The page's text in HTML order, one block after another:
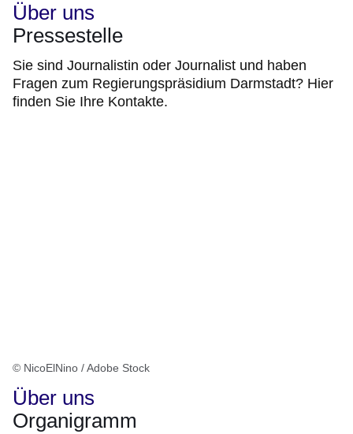
Über uns
Pressestelle
Sie sind Journalistin oder Journalist und haben
Fragen zum Regierungspräsidium Darmstadt? Hier
finden Sie Ihre Kontakte.
© NicoElNino / Adobe Stock
Über uns
Organigramm